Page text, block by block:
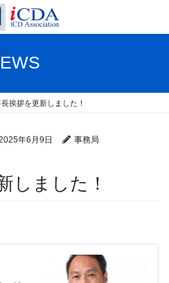
挨拶を更新しました！
年6月9日 事務局
しました！